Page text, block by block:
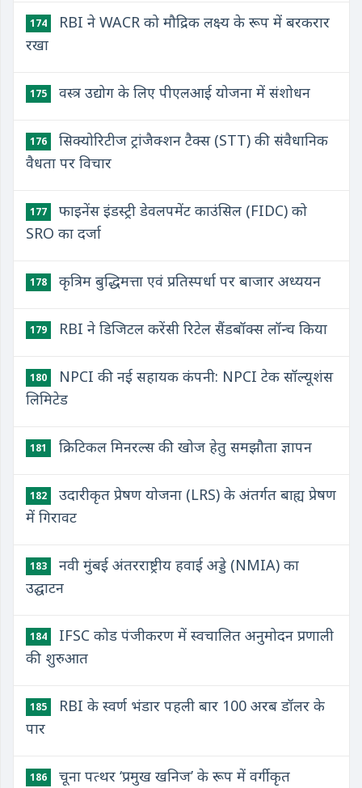
174
RBI ने WACR को मौद्रिक लक्ष्य के रूप में बरकरार
रखा
175 वस्त्र उद्योग के लिए पीएलआई योजना में संशोधन
176
सिक्योरिटीज ट्रांजैक्शन टैक्स (STT) की संवैधानिक
वैधता पर विचार
177
फाइनेंस इंडस्ट्री डेवलपमेंट काउंसिल (FIDC) को
SRO का दर्जा
178 कृत्रिम बुद्धिमत्ता एवं प्रतिस्पर्धा पर बाजार अध्ययन
179 RBI ने डिजिटल करेंसी रिटेल सैंडबॉक्स लॉन्च किया
180
NPCI की नई सहायक कंपनी: NPCI टेक सॉल्यूशंस
लिमिटेड
181 क्रिटिकल मिनरल्स की खोज हेतु समझौता ज्ञापन
182
उदारीकृत प्रेषण योजना (LRS) के अंतर्गत बाह्य प्रेषण
में गिरावट
183
नवी मुंबई अंतरराष्ट्रीय हवाई अड्डे (NMIA) का
उद्घाटन
184
IFSC कोड पंजीकरण में स्वचालित अनुमोदन प्रणाली
की शुरुआत
185
RBI के स्वर्ण भंडार पहली बार 100 अरब डॉलर के
पार
186 चूना पत्थर ‘प्रमुख खनिज’ के रूप में वर्गीकृत